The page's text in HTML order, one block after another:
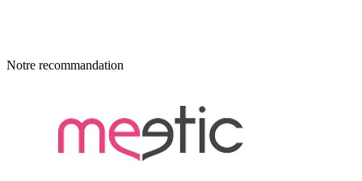
Notre recommandation